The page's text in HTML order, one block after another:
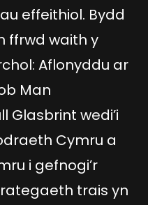
effeithiol. Bydd
ffrwd waith y
Aflonyddu ar
Man
Glasbrint wedi’i
Cymru a
i gefnogi’r
trais yn